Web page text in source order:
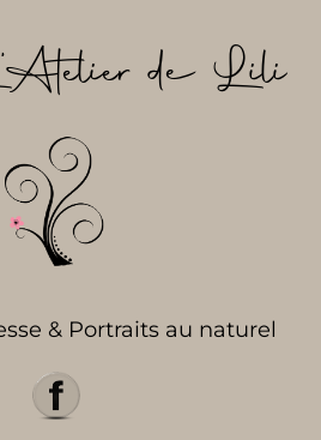
de Lili
& Portraits au naturel